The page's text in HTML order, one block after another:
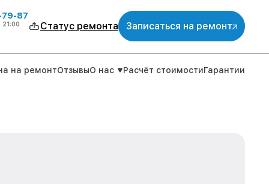
87
21:00 Статус ремонта Записаться на ремонт
на ремонтОтзывыО нас Расчёт стоимостиГарантии